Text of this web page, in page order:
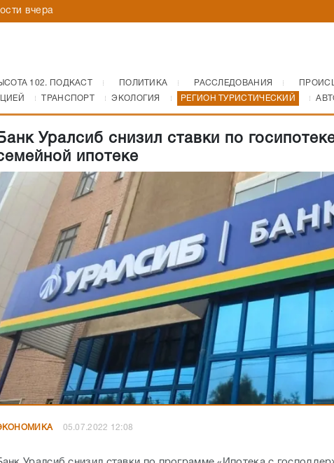
вчера
102. ПОДКАСТ ПОЛИТИКА РАССЛЕДОВАНИЯ
ТРАНСПОРТ ЭКОЛОГИЯ РЕГИОН ТУРИСТИЧЕСКИЙ
Уралсиб снизил ставки по
ипотеке
05.07.2022 12:08